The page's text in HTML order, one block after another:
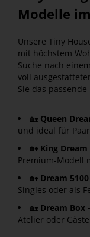
Modelle
Unsere Tiny
mit höchstem
Suche nach
voll
Sie das
🏡 Queen
und ideal für
🏡 King Dream
Premium-Modell
🏡 Dream 5100
Singles oder als
🏡 Dream Box
Atelier oder